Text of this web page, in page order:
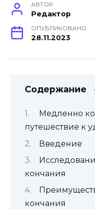
АВТОР
Редактор
ОПУБЛИКОВАНО
28.11.2023
Содержание
Медленно
путешествие к
Введение
кончания
кончания